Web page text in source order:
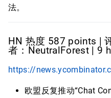
法。
HN 热度 587 points |
者：NeutralForest | 9
https://
欧盟反复推动“Chat